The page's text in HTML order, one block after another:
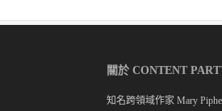
關於 CONTENT
知名跨領域作家 Mary